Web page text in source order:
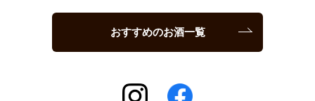
おすすめのお酒一覧